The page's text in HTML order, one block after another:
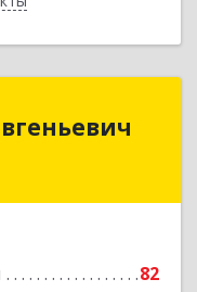
82
Евгеньевич
Подробнее